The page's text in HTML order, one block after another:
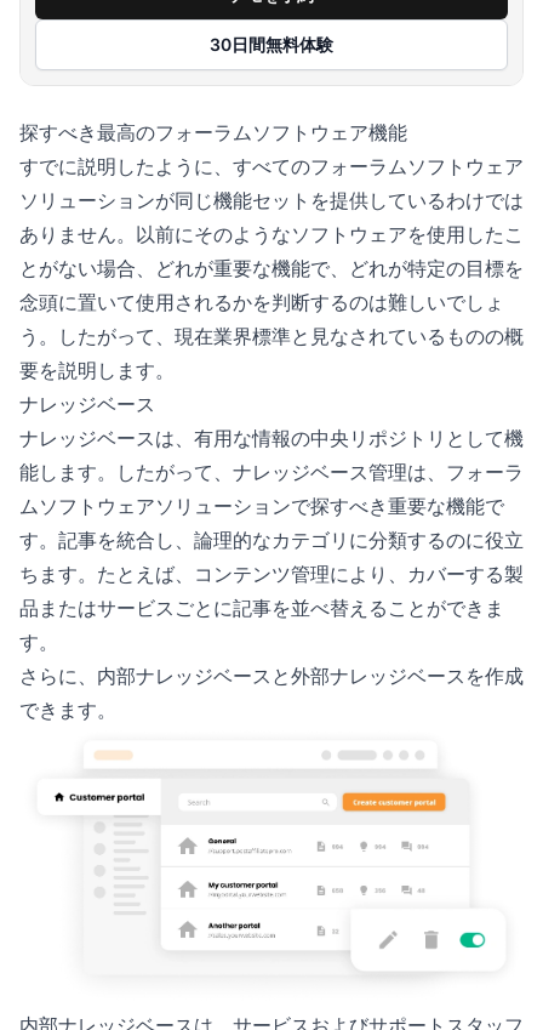
30日間無料体験
探すべき最高のフォーラムソフトウェア機能
すでに説明したように、すべてのフォーラムソフトウェア
ソリューションが同じ機能セットを提供しているわけでは
ありません。以前にそのようなソフトウェアを使用したこ
とがない場合、どれが重要な機能で、どれが特定の目標を
念頭に置いて使用されるかを判断するのは難しいでしょ
う。したがって、現在業界標準と見なされているものの概
要を説明します。
ナレッジベース
ナレッジベースは、有用な情報の中央リポジトリとして機
能します。したがって、ナレッジベース管理は、フォーラ
ムソフトウェアソリューションで探すべき重要な機能で
す。記事を統合し、論理的なカテゴリに分類するのに役立
ちます。たとえば、コンテンツ管理により、カバーする製
品またはサービスごとに記事を並べ替えることができま
す。
さらに、内部ナレッジベースと外部ナレッジベースを作成
できます。